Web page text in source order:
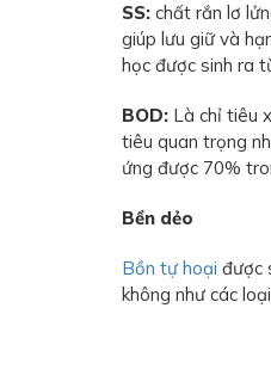
SS: chất rắn lơ
giúp lưu giữ và
học được sinh ra
BOD: Là chỉ tiêu
tiêu quan trọng
ứng được 70%
Bền dẻo
Bồn tự hoại được
không như các